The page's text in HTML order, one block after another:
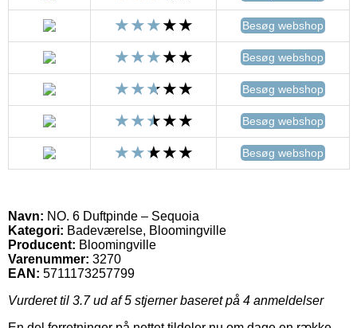
Besøg webshop
Besøg webshop
Besøg webshop
Besøg webshop
Besøg webshop
Navn: NO. 6 Duftpinde – Sequoia
Kategori: Badeværelse, Bloomingville
Producent: Bloomingville
Varenummer: 3270
EAN: 5711173257799
Vurderet til 3.7ud af 5 stjerner baseret på 4 anmeldelser